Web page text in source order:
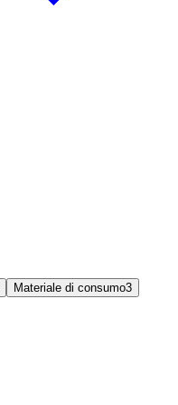
Materiale di consumo3